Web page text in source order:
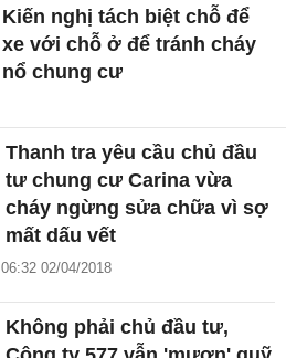
Kiến nghị tách biệt chỗ để
xe với chỗ ở để tránh cháy
nổ chung cư
Thanh tra yêu cầu chủ đầu
tư chung cư Carina vừa
cháy ngừng sửa chữa vì sợ
mất dấu vết
06:32 02/04/2018
Không phải chủ đầu tư,